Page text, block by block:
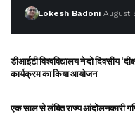
Lokesh Badoni August
डीआईटी विश्वविद्यालय ने दो दिवसीय
कार्यक्रम का किया आयोजन
एक साल से लंबित राज्य आंदोलनकारी